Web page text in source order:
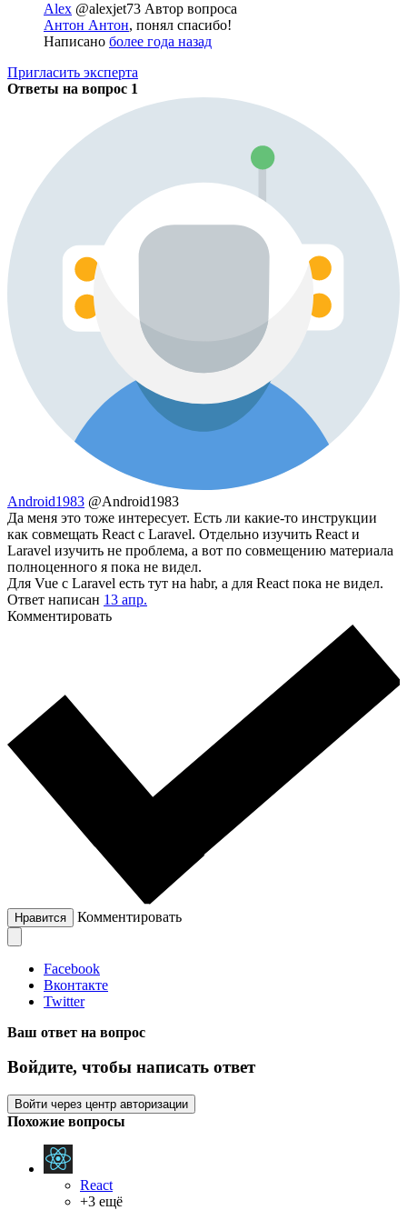
Alex @alexjet73 Автор вопроса
Антон Антон, понял спасибо!
Написано более года назад
Пригласить эксперта
Ответы на вопрос 1
Android1983 @Android1983
Да меня это тоже интересует. Есть ли какие-то инструкции
как совмещать React с Laravel. Отдельно изучить React и
Laravel изучить не проблема, а вот по совмещению материала
полноценного я пока не видел.
Для Vue с Laravel есть тут на habr, а для React пока не видел.
Ответ написан 13 апр.
Комментировать
Нравится Комментировать
Facebook
Вконтакте
Twitter
Ваш ответ на вопрос
Войдите, чтобы написать ответ
Войти через центр авторизации
Похожие вопросы
React
+3 ещё